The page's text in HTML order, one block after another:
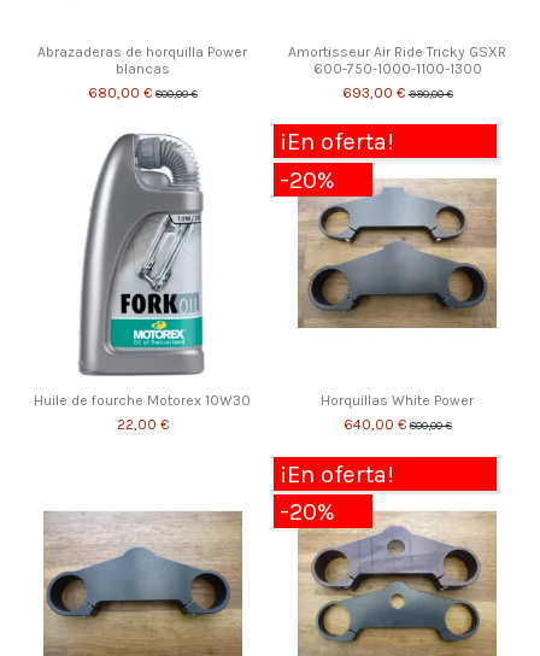
Abrazaderas de horquilla Power
blancas
680,00 €800,00 €
Amortisseur Air Ride Tricky GSXR
600-750-1000-1100-1300
693,00 €990,00 €
Huile de fourche Motorex 10W30
22,00 €
¡En oferta!
-20%
Horquillas White Power
640,00 €800,00 €
¡En oferta!
-20%